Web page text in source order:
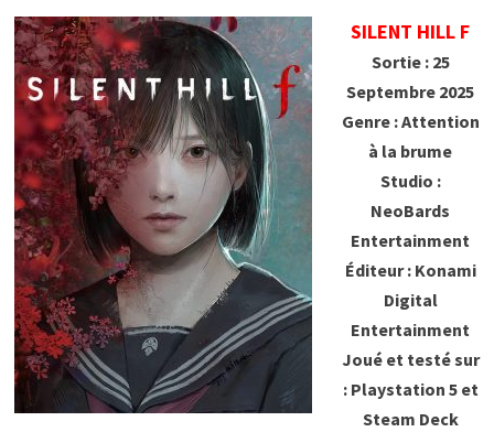
SILENT HILL F
Sortie : 25
Septembre 2025
Genre : Attention
à la brume
Studio :
NeoBards
Entertainment
Éditeur : Konami
Digital
Entertainment
Joué et testé sur
: Playstation 5 et
Steam Deck